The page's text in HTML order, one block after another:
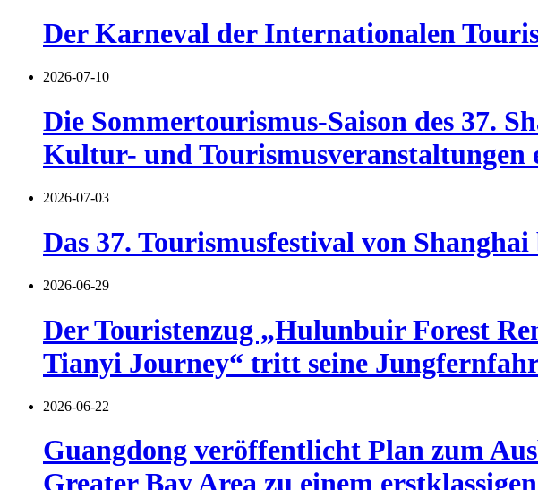
Der Karneval der Internationalen
2026-07-10
Die Sommertourismus-Saison des 37.
Kultur- und Tourismusveranstaltungen
2026-07-03
Das 37. Tourismusfestival von
2026-06-29
Der Touristenzug „Hulunbuir Forest
Tianyi Journey“ tritt seine
2026-06-22
Guangdong veröffentlicht Plan zum
Greater Bay Area zu einem